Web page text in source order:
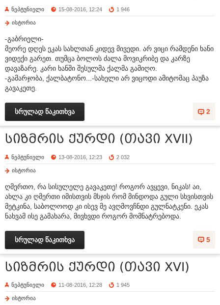
ნეპტუნიელი 15-08-2016, 12:24 1 946
ისტორია
-გაბრიელი-
მეორე დღეს ეკას სახლთან კიდევ მივედი. არ ვიცი რამდენი ხანი
ვიდექი გარეთ. თუმცა ბოლოს ძალა მოვიკრიბე და კარზე
დავაზარე. კარი ხანში შესულმა ქალმა გამიღო.
-გამარჯობა, ქალბატონო...-სახელი არ ვიცოდი ამიტომაც პაუზა
გავაკეთე.
2
სრულად წაკითხვა
სიზმრის ქურდი (თავი XVII)
ნეპტუნიელი 13-08-2016, 12:23 2 032
ისტორია
ღმერთო, რა სისულელე გავაკეთე! როგორ ავყევი, ნიკას! აი,
ახლა კი ღმერთი იმისთვის მსჯის რომ მინდოდა გული სხვისთვის
მეტკინა, საბოლოოდ კი ისევ მე ავღმოვჩნდი გულნატკენი. ეკას
ნახვამ ისე გამახარა, მივხვდი როგორ მომნატრებოდა.
5
სრულად წაკითხვა
სიზმრის ქურდი (თავი XVI)
ნეპტუნიელი 11-08-2016, 12:28 1 945
ისტორია